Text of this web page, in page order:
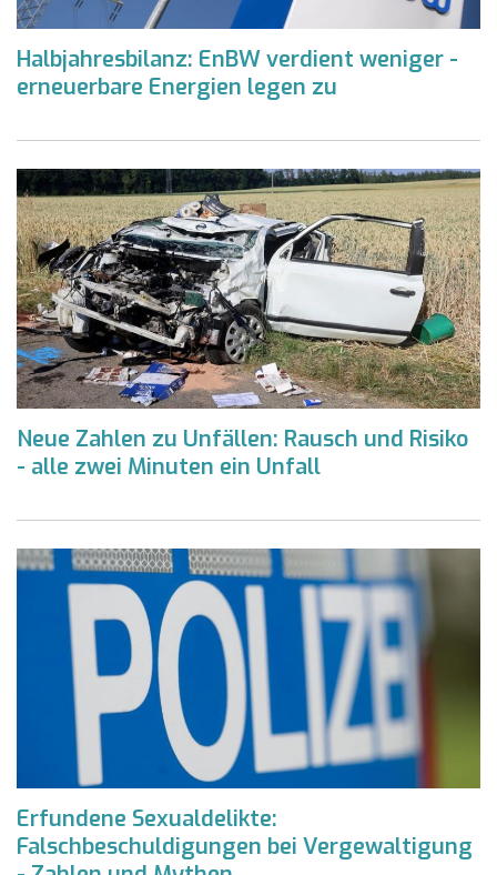
Halbjahresbilanz: EnBW verdient weniger -
erneuerbare Energien legen zu
Neue Zahlen zu Unfällen: Rausch und Risiko
- alle zwei Minuten ein Unfall
Erfundene Sexualdelikte:
Falschbeschuldigungen bei Vergewaltigung